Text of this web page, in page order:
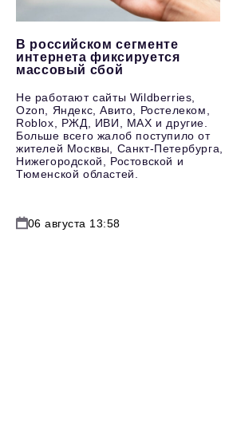
В российском сегменте
интернета фиксируется
массовый сбой
Не работают сайты Wildberries,
Ozon, Яндекс, Авито, Ростелеком,
Roblox, РЖД, ИВИ, MAX и другие.
Больше всего жалоб поступило от
жителей Москвы, Санкт-Петербурга,
Нижегородской, Ростовской и
Тюменской областей.
06 августа 13:58